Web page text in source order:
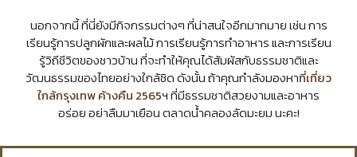
นอกจากนี้ ที่นี่ยังมีกิจกรรมต่างๆ ที่น่าสนใจอีกมากมาย เช่น การ
เรียนรู้การปลูกผักและผลไม้ การเรียนรู้การทำอาหาร และการเรียน
รู้วิถีชีวิตของชาวบ้าน ที่จะทำให้คุณได้สัมผัสกับธรรมชาติและ
วัฒนธรรมของไทยอย่างใกล้ชิด ดังนั้น ถ้าคุณกำลังมองหาที่เที่ยว
ใกล้กรุงเทพ ค้างคืน 2565ฯ ที่มีธรรมชาติสวยงามและอาหาร
อร่อย อย่าลืมมาเยือน ตลาดน้ำคลองลัดมะยม นะคะ!